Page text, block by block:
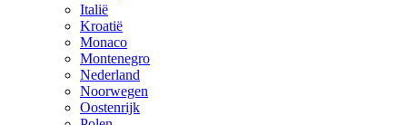
Italië
Kroatië
Monaco
Montenegro
Nederland
Noorwegen
Oostenrijk